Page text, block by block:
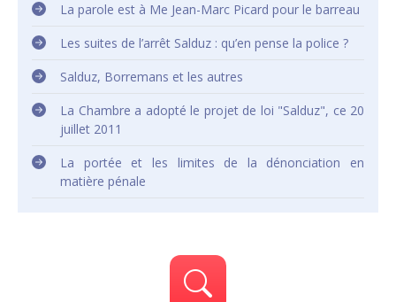
La parole est à Me Jean-Marc Picard pour le barreau
Les suites de l’arrêt Salduz : qu’en pense la police ?
Salduz, Borremans et les autres
La Chambre a adopté le projet de loi "Salduz", ce 20
juillet 2011
La portée et les limites de la dénonciation en
matière pénale